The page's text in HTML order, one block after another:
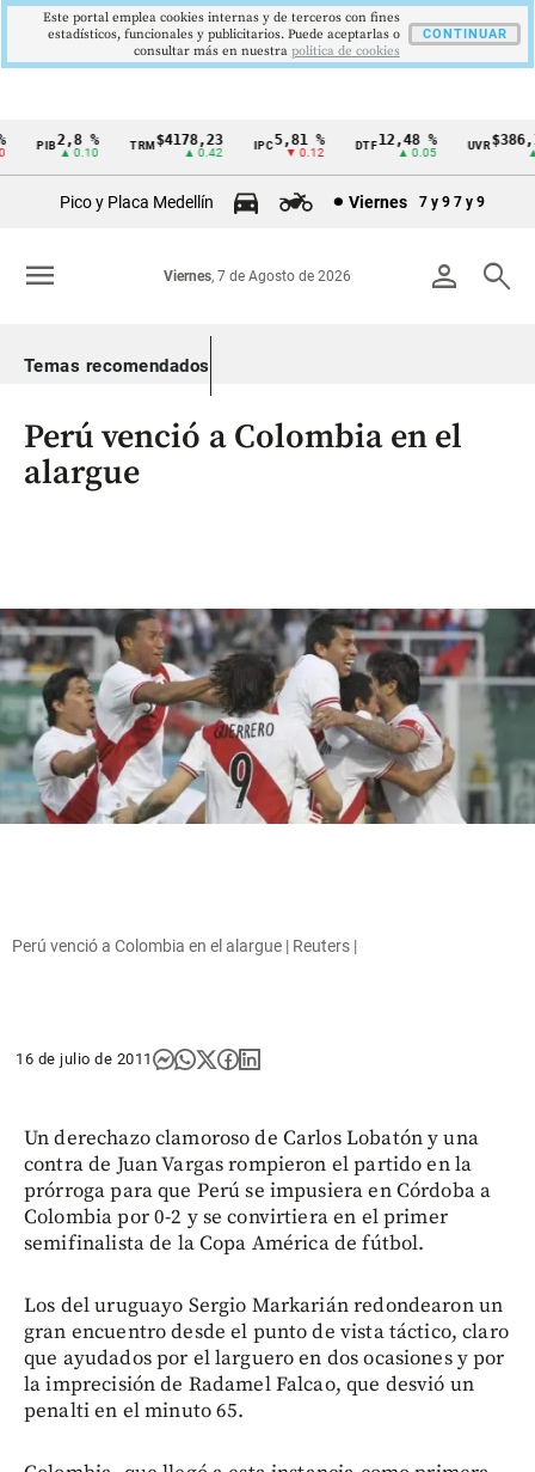
Cintillo
Colombia
PIB2,8 %
▲ 0.10
TRM$4178,23
▲ 0.42
5,81 %
▼ 0.12
DTF12,48 %
▲ 0.05
UVR
▲
Pico y Placa Medellín Viernes 7 y 9 7 y 9
person search
Viernes, 7 de Agosto de 2026
menu
Temas recomendados
Perú venció a Colombia en el
alargue
Perú venció a Colombia en el alargue | Reuters |
16 de julio de 2011
Un derechazo clamoroso de Carlos Lobatón y una
contra de Juan Vargas rompieron el partido en la
prórroga para que Perú se impusiera en Córdoba a
Colombia por 0-2 y se convirtiera en el primer
semifinalista de la Copa América de fútbol.
Los del uruguayo Sergio Markarián redondearon un
gran encuentro desde el punto de vista táctico, claro
que ayudados por el larguero en dos ocasiones y por
la imprecisión de Radamel Falcao, que desvió un
penalti en el minuto 65.
Este portal emplea cookies internas y de terceros con fines
estadísticos, funcionales y publicitarios. Puede aceptarlas o
consultar más en nuestra politica de cookies
CONTINUAR